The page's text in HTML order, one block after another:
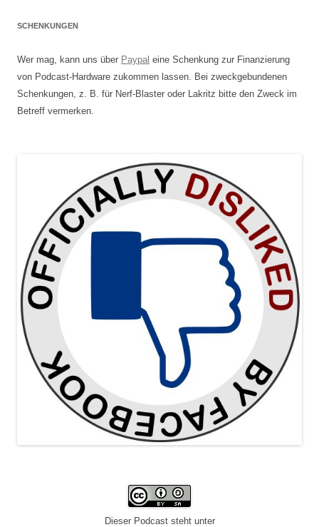
SCHENKUNGEN
Wer mag, kann uns über Paypal eine Schenkung zur Finanzierung
von Podcast-Hardware zukommen lassen. Bei zweckgebundenen
Schenkungen, z. B. für Nerf-Blaster oder Lakritz bitte den Zweck im
Betreff vermerken.
Dieser Podcast steht unter